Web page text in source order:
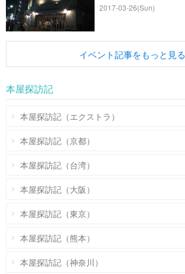
2017-03-26(Sun)
イベント記事をもっと見る
本屋探訪記
本屋探訪記（エクストラ）
本屋探訪記（京都）
本屋探訪記（台湾）
本屋探訪記（大阪）
本屋探訪記（東京）
本屋探訪記（熊本）
本屋探訪記（神奈川）